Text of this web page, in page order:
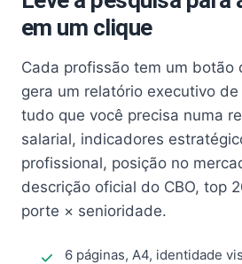
em um clique
Cada profissão tem um botão
gera um relatório executivo
tudo que você precisa numa
salarial, indicadores
profissional, posição no
descrição oficial do CBO, top
porte × senioridade.
6 páginas, A4, identidade